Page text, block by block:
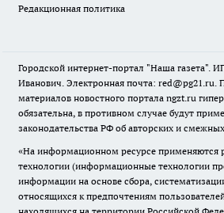
Редакционная политика
Городской интернет-портал "Наша газета".
Иванович. Электронная почта: red@pg21.ru.
материалов новостного портала ngzt.ru
обязательна, в противном случае будут
законодательства РФ об авторских и
«На информационном ресурсе применяются
технологии (информационные технологии
информации на основе сбора,
относящихся к предпочтениям